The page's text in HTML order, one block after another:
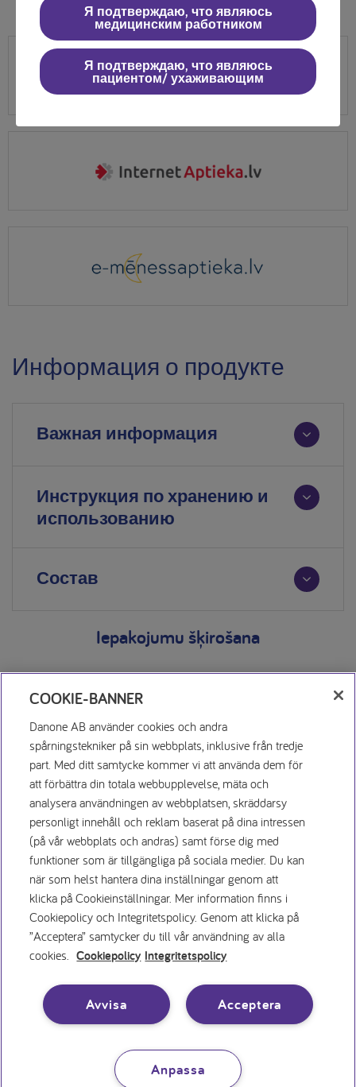
Информация о продукте
Важная информация
Инструкция по хранению и
использованию
Состав
Iepakojumu šķirošana
Заявление о конфиденциаль
Условия использования
Политика использования файлов cookie
Вакансии
Inställningar för cookies
Я подтверждаю, что являюсь
медицинским работником
Я подтверждаю, что являюсь
пациентом/ ухаживающим
COOKIE-BANNER
Danone AB använder cookies och andra
spårningstekniker på sin webbplats, inklusive från tredje
part. Med ditt samtycke kommer vi att använda dem för
att förbättra din totala webbupplevelse, mäta och
analysera användningen av webbplatsen, skräddarsy
personligt innehåll och reklam baserat på dina intressen
(på vår webbplats och andras) samt förse dig med
funktioner som är tillgängliga på sociala medier. Du kan
när som helst hantera dina inställningar genom att
klicka på Cookieinställningar. Mer information finns i
Cookiepolicy och Integritetspolicy. Genom att klicka på
”Acceptera” samtycker du till vår användning av alla
cookies.
Cookiepolicy Integritetspolicy
Acceptera
Avvisa
Anpassa